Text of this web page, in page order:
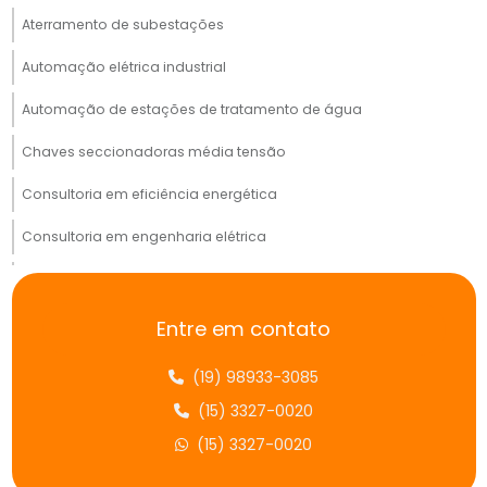
Aterramento de subestações
Automação elétrica industrial
Automação de estações de tratamento de água
Chaves seccionadoras média tensão
Consultoria em eficiência energética
Consultoria em engenharia elétrica
Consultoria em engenharia elétrica sp
Consultoria em projetos elétricos
Cubículo para cabine primária
Disjuntor de média tensão
Entre em contato
(19) 98933-3085
(15) 3327-0020
(15) 3327-0020